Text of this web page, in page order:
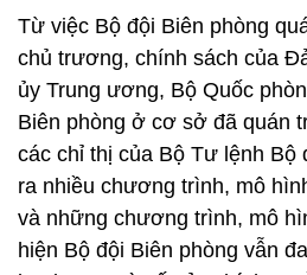
Từ việc Bộ đội Biên phòng
chủ trương, chính sách của
ủy Trung ương, Bộ Quốc
Biên phòng ở cơ sở đã quán
các chỉ thị của Bộ Tư lệnh Bộ
ra nhiều chương trình, mô
và những chương trình, mô
hiện Bộ đội Biên phòng vẫn